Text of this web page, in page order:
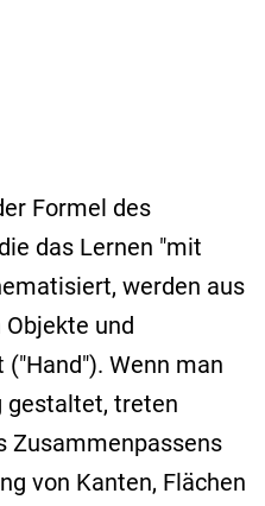
Formel des
das Lernen "mit
werden aus
und
Wenn man
gestaltet, treten
Zusammenpassens
von Kanten, Flächen